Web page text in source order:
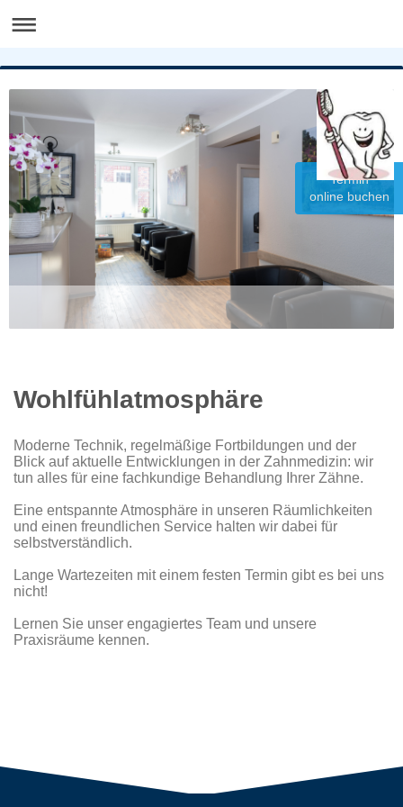
Wohlfühlatmosphäre
Moderne Technik, regelmäßige Fortbildungen und der
Blick auf aktuelle Entwicklungen in der Zahnmedizin: wir
tun alles für eine fachkundige Behandlung Ihrer Zähne.
Eine entspannte Atmosphäre in unseren Räumlichkeiten
und einen freundlichen Service halten wir dabei für
selbstverständlich.
Lange Wartezeiten mit einem festen Termin gibt es bei uns
nicht!
Lernen Sie unser engagiertes Team und unsere
Praxisräume kennen.
Termin
online buchen